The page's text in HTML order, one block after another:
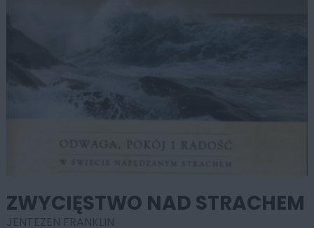
ZWYCIĘSTWO NAD STRACHEM
JENTEZEN FRANKLIN